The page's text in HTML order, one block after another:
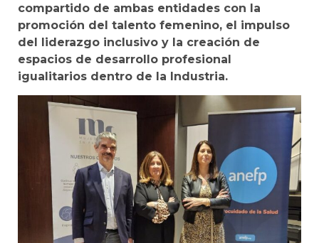
compartido de ambas entidades con la
promoción del talento femenino, el impulso
del liderazgo inclusivo y la creación de
espacios de desarrollo profesional
igualitarios dentro de la Industria.